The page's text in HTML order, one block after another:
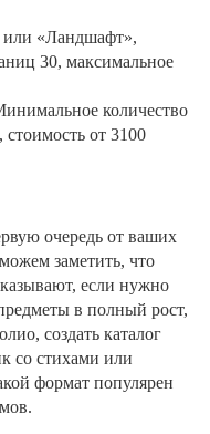
или «Ландшафт»,
30, максимальное
количество
от 3100
очередь от ваших
заметить, что
если нужно
в полный рост,
создать каталог
со стихами или
формат популярен